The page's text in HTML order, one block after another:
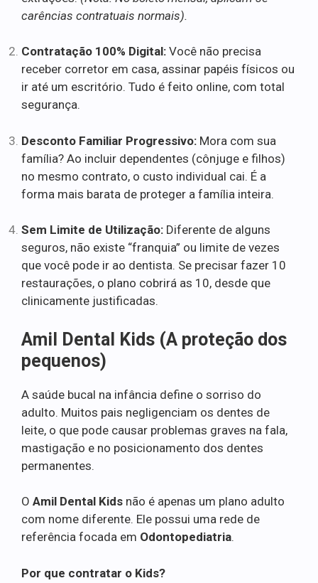
carências contratuais normais).
Contratação 100% Digital: Você não precisa
receber corretor em casa, assinar papéis físicos ou
ir até um escritório. Tudo é feito online, com total
segurança.
Desconto Familiar Progressivo: Mora com sua
família? Ao incluir dependentes (cônjuge e filhos)
no mesmo contrato, o custo individual cai. É a
forma mais barata de proteger a família inteira.
Sem Limite de Utilização: Diferente de alguns
seguros, não existe “franquia” ou limite de vezes
que você pode ir ao dentista. Se precisar fazer 10
restaurações, o plano cobrirá as 10, desde que
clinicamente justificadas.
Amil Dental Kids (A proteção dos
pequenos)
A saúde bucal na infância define o sorriso do
adulto. Muitos pais negligenciam os dentes de
leite, o que pode causar problemas graves na fala,
mastigação e no posicionamento dos dentes
permanentes.
O Amil Dental Kids não é apenas um plano adulto
com nome diferente. Ele possui uma rede de
referência focada em Odontopediatria.
Por que contratar o Kids?